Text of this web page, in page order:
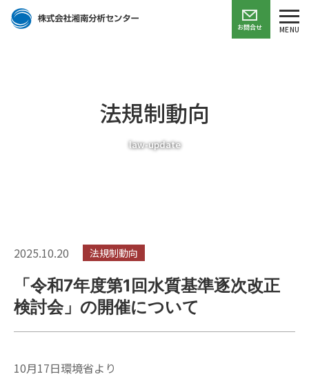
お問合せ MENU
法規制動向
law-update
2025.10.20 法規制動向
「令和7年度第1回水質基準逐次改正
検討会」の開催について
10月17日環境省より